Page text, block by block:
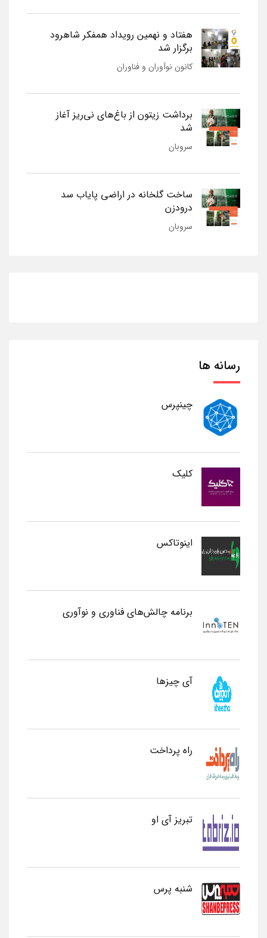
هفتاد و نهمین رویداد همفکر شاهرود
برگزار شد
کانون نوآوران و فناوران
برداشت زیتون از باغ‌های نی‌ریز آغاز
شد
سروبان
ساخت گلخانه در اراضی پایاب سد
درودزن
سروبان
رسانه ها
چینپرس
کلیک
اینوتاکس
برنامه چالش‌های فناوری و نوآوری
آی چیزها
راه پرداخت
تبریز آی او
شنبه پرس